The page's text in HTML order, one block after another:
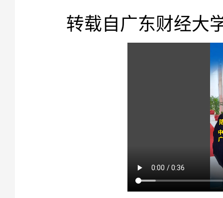
转载自广东财经大